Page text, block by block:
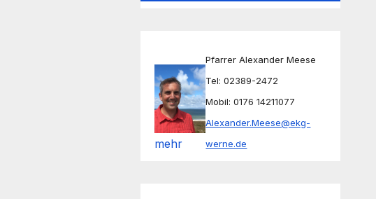
mehr
Pfarrer Alexander Meese
Tel: 02389-2472
Mobil: 0176 14211077
Alexander.Meese@ekg-
werne.de